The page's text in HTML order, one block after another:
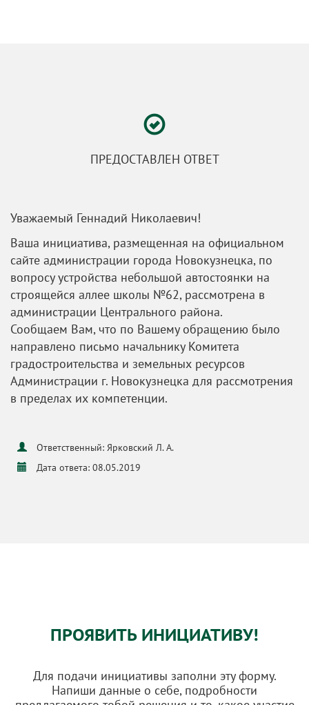
ПРЕДОСТАВЛЕН ОТВЕТ
Уважаемый Геннадий Николаевич!
Ваша инициатива, размещенная на официальном
сайте администрации города Новокузнецка, по
вопросу устройства небольшой автостоянки на
строящейся аллее школы №62, рассмотрена в
администрации Центрального района.
Сообщаем Вам, что по Вашему обращению было
направлено письмо начальнику Комитета
градостроительства и земельных ресурсов
Администрации г. Новокузнецка для рассмотрения
в пределах их компетенции.
Ответственный: Ярковский Л. А.
Дата ответа: 08.05.2019
ПРОЯВИТЬ ИНИЦИАТИВУ!
Для подачи инициативы заполни эту форму.
Напиши данные о себе, подробности